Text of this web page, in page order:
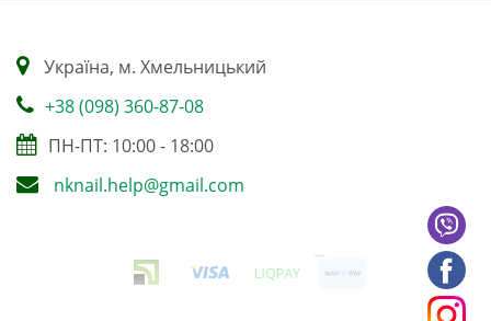
Українa, м. Хмельницький
+38 (098) 360-87-08
ПН-ПТ: 10:00 - 18:00
nknail.help@gmail.com